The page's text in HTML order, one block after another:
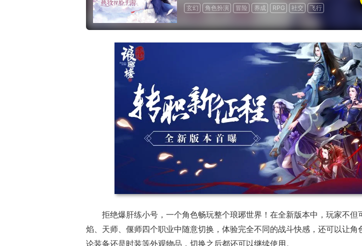
玄幻 角色扮演 冒险 养成 RPG 社交
飞行
拒绝爆肝练小号，一个角色畅玩整个琅琊世界！在全新版本中，玩家不但
焰、天师、偃师四个职业中随意切换，体验完全不同的战斗快感，还可以让角
论装备还是时装等外观物品，切换之后都还可以继续使用。
盘点8月扎堆上线的影游：
玩家想扔核弹，结果只能谈
恋爱？
绅士日报：国
服依旧活得滋
太诱人